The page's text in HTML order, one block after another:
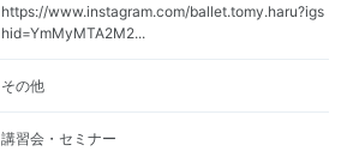
https://www.instagram.com/ballet.tomy.haru?igs
hid=YmMyMTA2M2...
その他
講習会・セミナー